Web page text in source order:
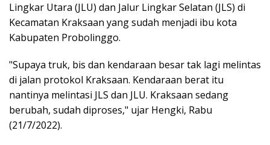
Lingkar Utara (JLU) dan Jalur Lingkar Selatan (JLS) di
Kecamatan Kraksaan yang sudah menjadi ibu kota
Kabupaten Probolinggo.
"Supaya truk, bis dan kendaraan besar tak lagi melintas
di jalan protokol Kraksaan. Kendaraan berat itu
nantinya melintasi JLS dan JLU. Kraksaan sedang
berubah, sudah diproses," ujar Hengki, Rabu
(21/7/2022).